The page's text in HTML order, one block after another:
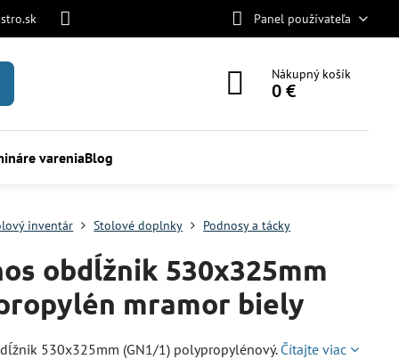
Panel používateľa
Nákupný košík
0 €
vareniaBlog
inventár Stolové doplnky Podnosy a tácky
obdĺžnik 530x325mm
mramor biely
530x325mm (GN1/1) polypropylénový. Čítajte viac